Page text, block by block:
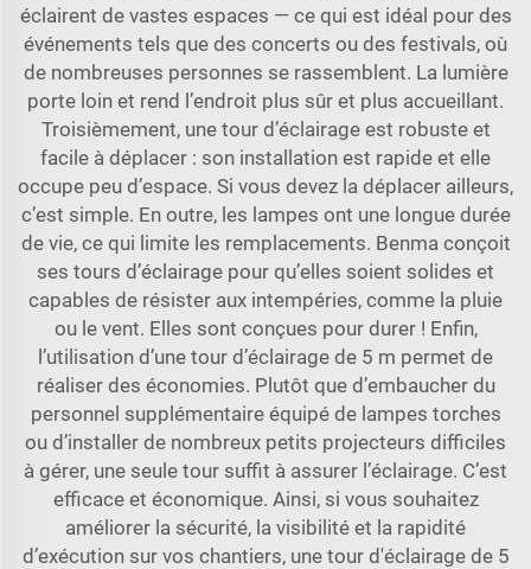
éclairent de vastes espaces — ce qui est idéal pour des
événements tels que des concerts ou des festivals, où
de nombreuses personnes se rassemblent. La lumière
porte loin et rend l’endroit plus sûr et plus accueillant.
Troisièmement, une tour d’éclairage est robuste et
facile à déplacer : son installation est rapide et elle
occupe peu d’espace. Si vous devez la déplacer ailleurs,
c’est simple. En outre, les lampes ont une longue durée
de vie, ce qui limite les remplacements. Benma conçoit
ses tours d’éclairage pour qu’elles soient solides et
capables de résister aux intempéries, comme la pluie
ou le vent. Elles sont conçues pour durer ! Enfin,
l’utilisation d’une tour d’éclairage de 5 m permet de
réaliser des économies. Plutôt que d’embaucher du
personnel supplémentaire équipé de lampes torches
ou d’installer de nombreux petits projecteurs difficiles
à gérer, une seule tour suffit à assurer l’éclairage. C’est
efficace et économique. Ainsi, si vous souhaitez
améliorer la sécurité, la visibilité et la rapidité
d’exécution sur vos chantiers, une tour d'éclairage de 5